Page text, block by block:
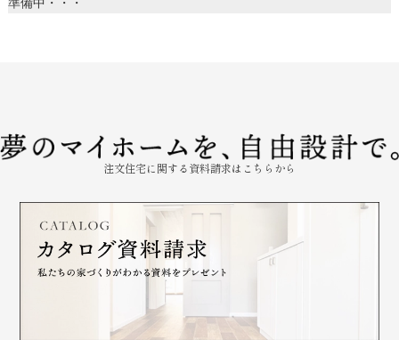
注文住宅に関する資料請求はこちらから